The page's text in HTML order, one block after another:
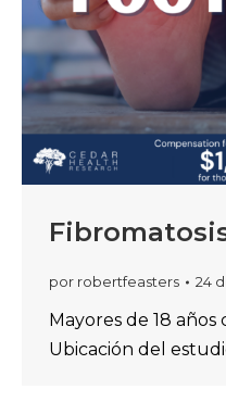
por robertfeasters 24
Mayores de 18
Ubicación del